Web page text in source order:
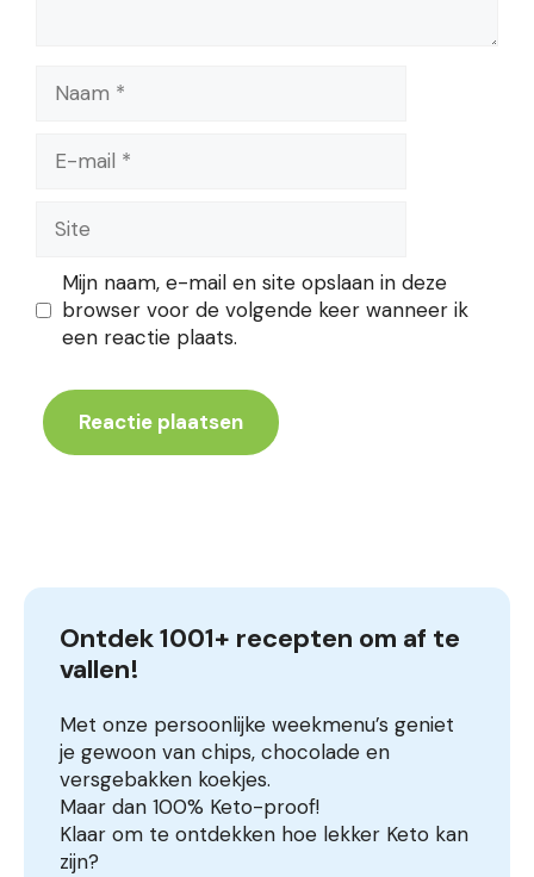
mail
Mijn naam, e-mail en site opslaan in deze
browser voor de volgende keer wanneer ik
een reactie plaats.
Ontdek 1001+ recepten om af te
vallen!
Met onze persoonlijke weekmenu’s geniet
je gewoon van chips, chocolade en
versgebakken koekjes.
Maar dan 100% Keto-proof!
Klaar om te ontdekken hoe lekker Keto kan
zijn?